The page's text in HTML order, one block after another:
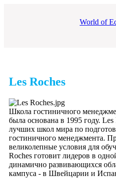
World of
Les Roches
Школа гостиничного
была основана в 1995 году.
лучших школ мира по
гостиничного менеджмента.
великолепные условия для
Roches готовит лидеров в
динамично развивающихся
кампуса - в Швейцарии и